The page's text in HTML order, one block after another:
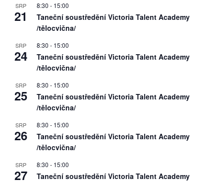
SRP
21
8:30 - 15:00
Taneční soustředění Victoria Talent Academy
/tělocvična/
SRP
24
8:30 - 15:00
Taneční soustředění Victoria Talent Academy
/tělocvična/
SRP
25
8:30 - 15:00
Taneční soustředění Victoria Talent Academy
/tělocvična/
SRP
26
8:30 - 15:00
Taneční soustředění Victoria Talent Academy
/tělocvična/
SRP
27
8:30 - 15:00
Taneční soustředění Victoria Talent Academy